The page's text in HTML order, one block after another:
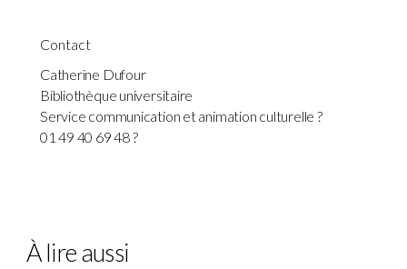
Contact
Catherine Dufour
Bibliothèque universitaire
Service communication et animation culturelle ?
01 49 40 69 48 ?
À lire aussi